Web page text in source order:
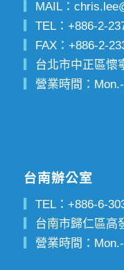
MAIL：
TEL： +886-2-
FAX： +886-2-
台北市中正區懷
營業時間：
台南辦公室
TEL： +886-6-
台南市歸仁區高
營業時間：